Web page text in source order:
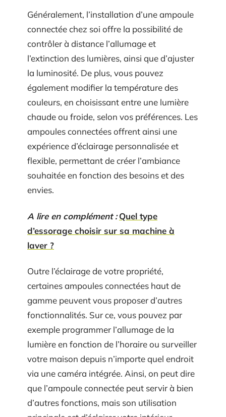
Généralement, l’installation d’une ampoule
connectée chez soi offre la possibilité de
contrôler à distance l’allumage et
l’extinction des lumières, ainsi que d’ajuster
la luminosité. De plus, vous pouvez
également modifier la température des
couleurs, en choisissant entre une lumière
chaude ou froide, selon vos préférences. Les
ampoules connectées offrent ainsi une
expérience d’éclairage personnalisée et
flexible, permettant de créer l’ambiance
souhaitée en fonction des besoins et des
envies.
A lire en complément : Quel type
d’essorage choisir sur sa machine à
laver ?
Outre l’éclairage de votre propriété,
certaines ampoules connectées haut de
gamme peuvent vous proposer d’autres
fonctionnalités. Sur ce, vous pouvez par
exemple programmer l’allumage de la
lumière en fonction de l’horaire ou surveiller
votre maison depuis n’importe quel endroit
via une caméra intégrée. Ainsi, on peut dire
que l’ampoule connectée peut servir à bien
d’autres fonctions, mais son utilisation